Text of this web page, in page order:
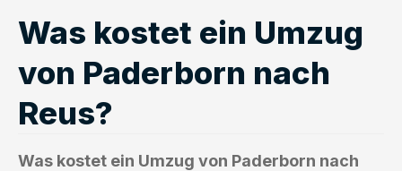
Was kostet ein Umzug
von Paderborn nach
Reus?
Was kostet ein Umzug von Paderborn nach